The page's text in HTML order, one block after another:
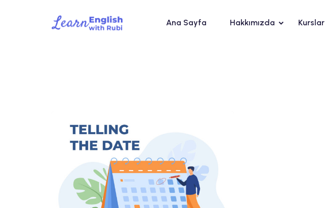
Ana Sayfa Hakkımızda Kurslar